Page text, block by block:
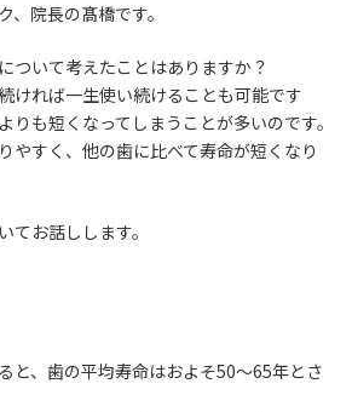
院長の髙橋です。
ついて考えたことはありますか？
ければ一生使い続けることも可能です
りも短くなってしまうことが多いのです。
やすく、他の歯に比べて寿命が短くなり
てお話しします。
と、歯の平均寿命はおよそ50～65年とさ